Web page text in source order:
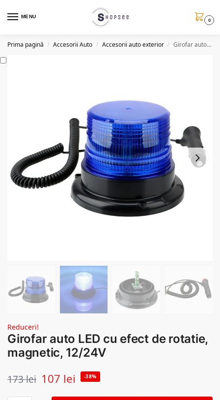
MENU
0
Prima pagină / Accesorii Auto / Accesorii auto exterior / Girofar auto LED cu efect de rotatie, magnetic, 12/24V
Reduceri!
Girofar auto LED cu efect de rotatie,
magnetic, 12/24V
173lei 107 lei -38%